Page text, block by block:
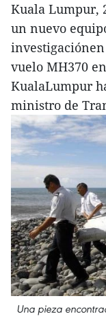
Kuala Lumpur,
un nuevo
vuelo MH370
KualaLumpur
ministro de
Una pieza